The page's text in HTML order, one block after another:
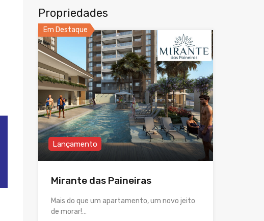
Propriedades
Em Destaque
Lançamento
Mirante das Paineiras
Mais do que um apartamento, um novo jeito
de morar!…